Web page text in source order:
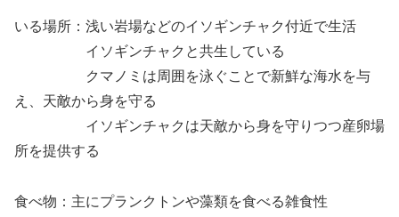
いる場所：浅い岩場などのイソギンチャク付近で生活
イソギンチャクと共生している
クマノミは周囲を泳ぐことで新鮮な海水を与
え、天敵から身を守る
イソギンチャクは天敵から身を守りつつ産卵場
所を提供する
食べ物：主にプランクトンや藻類を食べる雑食性